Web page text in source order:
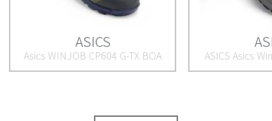
ASICS
Asics WINJOB CP604 G-TX BOA ASICS Asics